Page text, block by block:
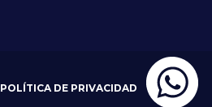
POLÍTICA DE PRIVACIDAD